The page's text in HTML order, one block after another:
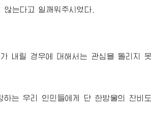
는다고 일깨워주시였다.
내릴 경우에 대해서는 관심을 돌리지 못
하는 우리 인민들에게 단 한방울의 찬비